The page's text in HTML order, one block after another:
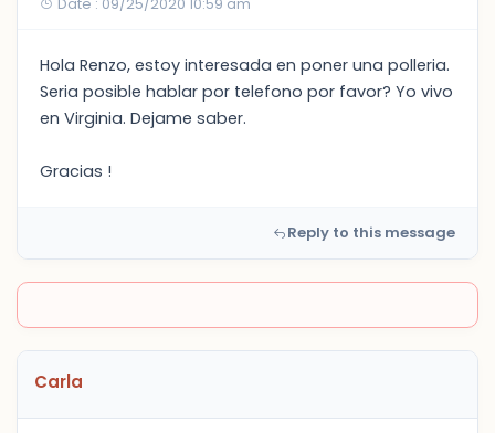
Date : 09/25/2020 10:59 am
Hola Renzo, estoy interesada en poner una polleria.
Seria posible hablar por telefono por favor? Yo vivo
en Virginia. Dejame saber.
Gracias !
Reply to this message
Carla